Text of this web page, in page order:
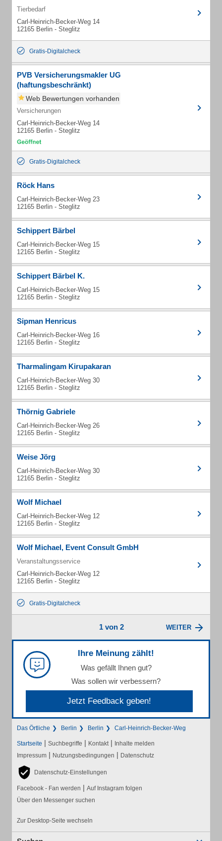
Tierbedarf
Carl-Heinrich-Becker-Weg 14
12165 Berlin - Steglitz
Gratis-Digitalcheck
PVB Versicherungsmakler UG
(haftungsbeschränkt)
Web Bewertungen vorhanden
Versicherungen
Carl-Heinrich-Becker-Weg 14
12165 Berlin - Steglitz
Gratis-Digitalcheck
Röck Hans
Carl-Heinrich-Becker-Weg 23
12165 Berlin - Steglitz
Schippert Bärbel
Carl-Heinrich-Becker-Weg 15
12165 Berlin - Steglitz
Schippert Bärbel K.
Carl-Heinrich-Becker-Weg 15
12165 Berlin - Steglitz
Sipman Henricus
Carl-Heinrich-Becker-Weg 16
12165 Berlin - Steglitz
Tharmalingam Kirupakaran
Carl-Heinrich-Becker-Weg 30
12165 Berlin - Steglitz
Thörnig Gabriele
Carl-Heinrich-Becker-Weg 26
12165 Berlin - Steglitz
Weise Jörg
Carl-Heinrich-Becker-Weg 30
12165 Berlin - Steglitz
Wolf Michael
Carl-Heinrich-Becker-Weg 12
12165 Berlin - Steglitz
Wolf Michael, Event Consult GmbH
Veranstaltungsservice
Carl-Heinrich-Becker-Weg 12
12165 Berlin - Steglitz
Gratis-Digitalcheck
1 von 2 WEITER
Ihre Meinung zählt!
Was gefällt Ihnen gut?
Was sollen wir verbessern?
Jetzt Feedback geben!
Das Örtliche Berlin Berlin Carl-Heinrich-Becker-Weg
Startseite | Suchbegriffe | Kontakt | Inhalte melden
Impressum | Nutzungsbedingungen | Datenschutz
Datenschutz-Einstellungen
Facebook - Fan werden | Auf Instagram folgen
Über den Messenger suchen
Zur Desktop-Seite wechseln